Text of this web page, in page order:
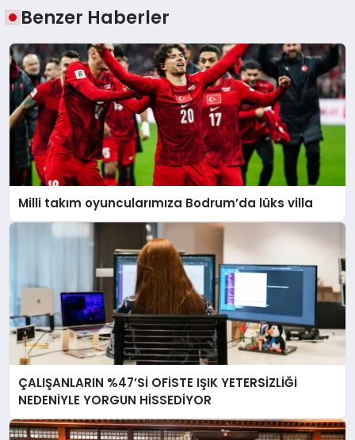
Benzer Haberler
Milli takım oyuncularımıza Bodrum’da lüks villa
ÇALIŞANLARIN %47’Sİ OFİSTE IŞIK YETERSİZLİĞİ
NEDENİYLE YORGUN HİSSEDİYOR